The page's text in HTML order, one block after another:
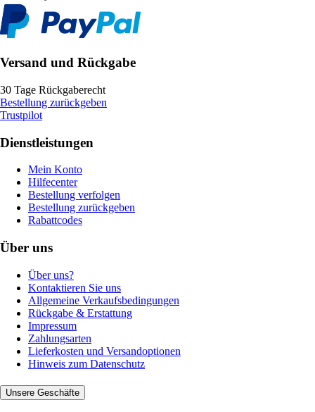
Versand und Rückgabe
30 Tage Rückgaberecht
Bestellung zurückgeben
Trustpilot
Dienstleistungen
Mein Konto
Hilfecenter
Bestellung verfolgen
Bestellung zurückgeben
Rabattcodes
Über uns
Über uns?
Kontaktieren Sie uns
Allgemeine Verkaufsbedingungen
Rückgabe & Erstattung
Impressum
Zahlungsarten
Lieferkosten und Versandoptionen
Hinweis zum Datenschutz
Unsere Geschäfte